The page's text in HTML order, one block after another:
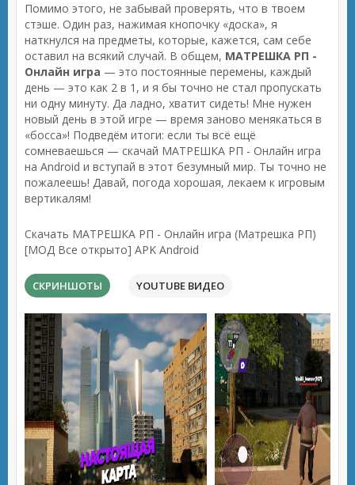
Помимо этого, не забывай проверять, что в твоем
стэше. Один раз, нажимая кнопочку «доска», я
наткнулся на предметы, которые, кажется, сам себе
оставил на всякий случай. В общем, МАТРЕШКА РП -
Онлайн игра — это постоянные перемены, каждый
день — это как 2 в 1, и я бы точно не стал пропускать
ни одну минуту. Да ладно, хватит сидеть! Мне нужен
новый день в этой игре — время заново менякаться в
«босса»! Подведём итоги: если ты всё ещё
сомневаешься — скачай МАТРЕШКА РП - Онлайн игра
на Android и вступай в этот безумный мир. Ты точно не
пожалеешь! Давай, погода хорошая, лекаем к игровым
вертикалям!
Скачать МАТРЕШКА РП - Онлайн игра (Матрешка РП)
[МОД Все открыто] APK Android
СКРИНШОТЫ YOUTUBE ВИДЕО